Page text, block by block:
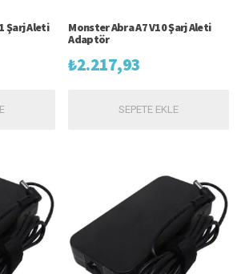
Şarj Aleti
Monster Abra A7 V10 Şarj Aleti
Adaptör
₺2.217,93
SEPETE EKLE